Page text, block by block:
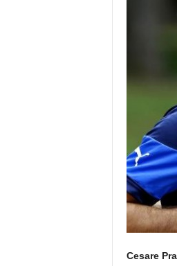
Cesare